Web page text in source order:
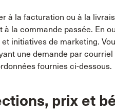
à la facturation ou à la
la commande passée. En
initiatives de marketing.
une demande par courriel
fournies ci-dessous.
prix et